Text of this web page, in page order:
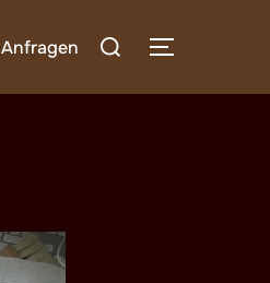
Anfragen
Suchen